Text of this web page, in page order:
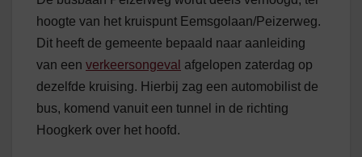
hoogte van het kruispunt Eemsgolaan/Peizerweg.
Dit heeft de gemeente bepaald naar aanleiding
van een verkeersongeval afgelopen zaterdag op
dezelfde kruising. Hierbij zag een automobilist de
bus, komend vanuit een tunnel in de richting
Hoogkerk over het hoofd.